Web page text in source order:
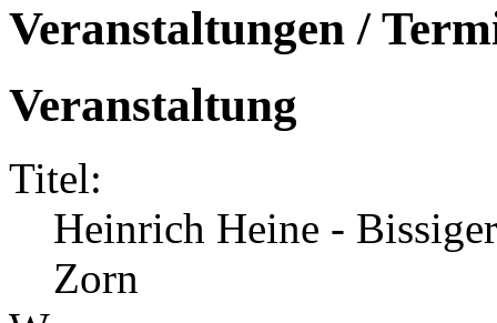
Veranstaltungen /
Veranstaltung
Titel:
Heinrich Heine -
Zorn